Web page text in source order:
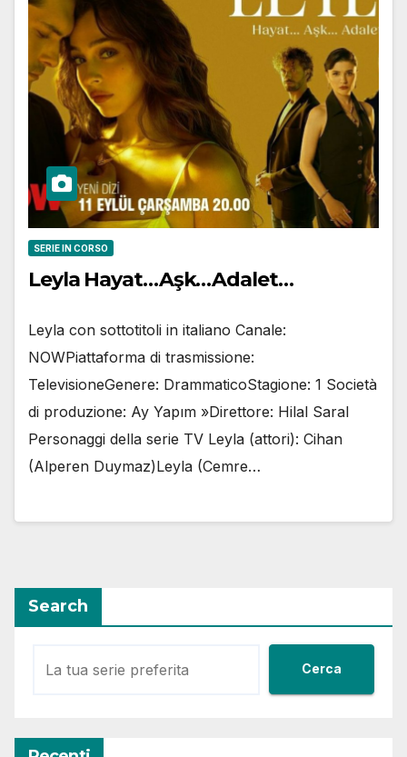
SERIE IN CORSO
Leyla Hayat…Aşk…Adalet…
Leyla con sottotitoli in italiano Canale:
NOWPiattaforma di trasmissione:
TelevisioneGenere: DrammaticoStagione: 1 Società
di produzione: Ay Yapım »Direttore: Hilal Saral
Personaggi della serie TV Leyla (attori): Cihan
(Alperen Duymaz)Leyla (Cemre…
Search
Cerca